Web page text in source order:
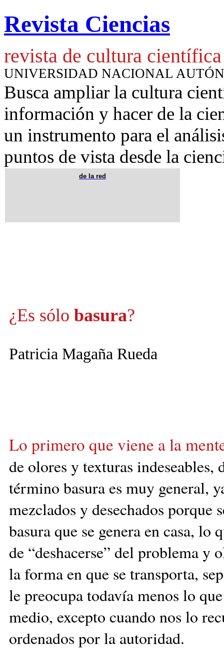
Revista Ciencias
revista de cultura científica
UNIVERSIDAD NACIONAL
Busca ampliar la cultura
información y hacer de la
un instrumento para el
puntos de vista desde la
de la red
¿Es sólo basura?
Patricia Magaña Rueda
Lo primero que viene a la
de olores y texturas indeseables,
término basura es muy general,
mezclados y desechados porque
basura que se genera en casa, lo
de “deshacerse” del problema y
la forma en que se transporta,
le preocupa todavía menos lo
medio, excepto cuando nos lo
ordenados por la autoridad.